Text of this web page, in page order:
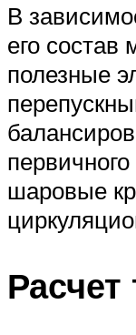
В
его состав
полезные
шаровые
Расчет